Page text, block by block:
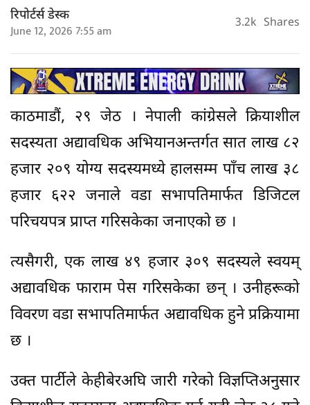
रिपोर्टर्स डेस्क
June 12, 2026 7:55 am 3.2k Shares
काठमाडौं, २९ जेठ । नेपाली कांग्रेसले क्रियाशील
सदस्यता अद्यावधिक अभियानअन्तर्गत सात लाख ८२
हजार २०९ योग्य सदस्यमध्ये हालसम्म पाँच लाख ३८
हजार ६२२ जनाले वडा सभापतिमार्फत डिजिटल
परिचयपत्र प्राप्त गरिसकेका जनाएको छ ।
त्यसैगरी, एक लाख ४९ हजार ३०९ सदस्यले स्वयम्
अद्यावधिक फाराम पेस गरिसकेका छन् । उनीहरूको
विवरण वडा सभापतिमार्फत अद्यावधिक हुने प्रक्रियामा
छ ।
उक्त पार्टीले केहीबेरअघि जारी गरेको विज्ञप्तिअनुसार